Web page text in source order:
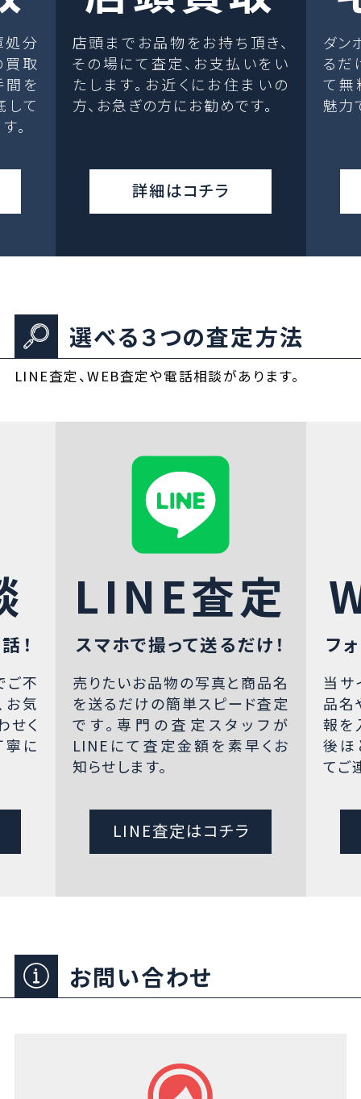
処分
取
間を
して
。
店頭までお品物をお持ち頂き、
その場にて査定、お支払いをい
たします。お近くにお住まいの
方、お急ぎの方にお勧めです。
詳細はコチラ
ダン
るだ
て無
魅力
選べる３つの査定方法
LINE査定、WEB査定や電話相談があります。
！
ご不
お気
せく
寧に
LINE査定
スマホで撮って送るだけ！
売りたいお品物の写真と商品名
を送るだけの簡単スピード査定
です。専門の査定スタッフが
LINEにて査定金額を素早くお
知らせします。
LINE査定はコチラ
フ
当サ
品名
報を
後ほ
てご
お問い合わせ